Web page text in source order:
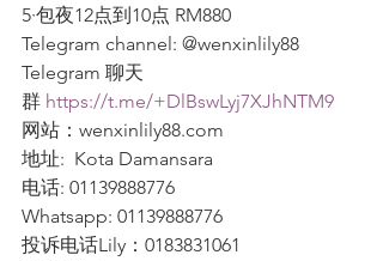
5·包夜12点到10点 RM880
Telegram channel: @wenxinlily88
Telegram 聊天
群 https://t.me/+DlBswLyj7XJhNTM9
网站：wenxinlily88.com
地址:  Kota Damansara
电话: 01139888776
Whatsapp: 01139888776
投诉电话Lily：0183831061